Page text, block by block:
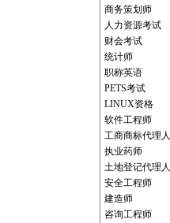
商务策划师
人力资源考试
财会考试
统计师
职称英语
PETS考试
LINUX资格
软件工程师
工商商标代理人
执业药师
土地登记代理人
安全工程师
建造师
咨询工程师